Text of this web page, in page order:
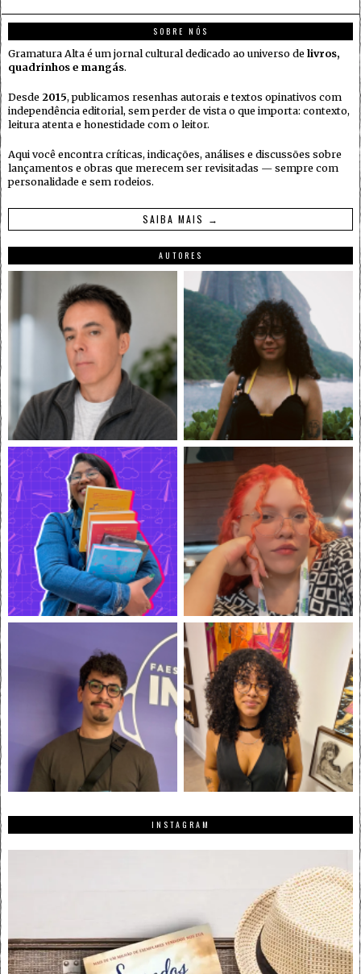
SOBRE NÓS
Gramatura Alta é um jornal cultural dedicado ao universo de livros,
quadrinhos e mangás.
Desde 2015, publicamos resenhas autorais e textos opinativos com
independência editorial, sem perder de vista o que importa: contexto,
leitura atenta e honestidade com o leitor.
Aqui você encontra críticas, indicações, análises e discussões sobre
lançamentos e obras que merecem ser revisitadas — sempre com
personalidade e sem rodeios.
SAIBA MAIS →
AUTORES
INSTAGRAM